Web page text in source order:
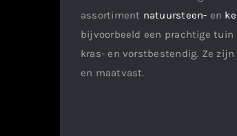
assortiment natuursteen- en
bijvoorbeeld een prachtige tuin
kras- en vorstbestendig. Ze
en maatvast.